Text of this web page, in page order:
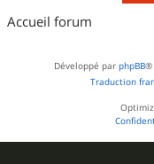
Accueil forum
Développé par phpBB®
Traduction